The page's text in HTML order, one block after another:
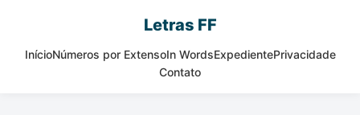
Letras FF
InícioNúmeros por ExtensoIn WordsExpedientePrivacidade
Contato